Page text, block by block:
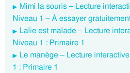
Mimi la souris – Lecture
Niveau 1 – À essayer
Lalie est malade – Lecture
Niveau 1 : Primaire 1
Le manège – Lecture
1 : Primaire 1